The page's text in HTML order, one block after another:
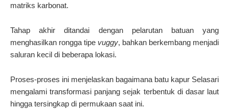
matriks karbonat.
Tahap akhir ditandai dengan pelarutan batuan yang
menghasilkan rongga tipe vuggy, bahkan berkembang menjadi
saluran kecil di beberapa lokasi.
Proses-proses ini menjelaskan bagaimana batu kapur Selasari
mengalami transformasi panjang sejak terbentuk di dasar laut
hingga tersingkap di permukaan saat ini.